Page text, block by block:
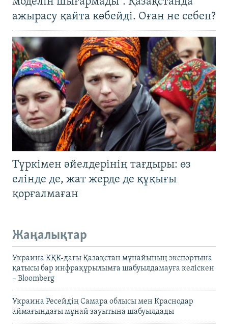
ажырасу қайта көбейді. Оған не себеп?
Түркімен әйелдерінің тағдыры: өз
елінде де, жат жерде де құқығы
қорғалмаған
Жаңалықтар
Украина КҚК-дағы Қазақстан мұнайының экспортына
қатысы бар инфрақұрылымға шабуылдамауға келіскен
– Bloomberg
Украина Ресейдің Самара облысы мен Краснодар
аймағындағы мұнай зауытына шабуылдады